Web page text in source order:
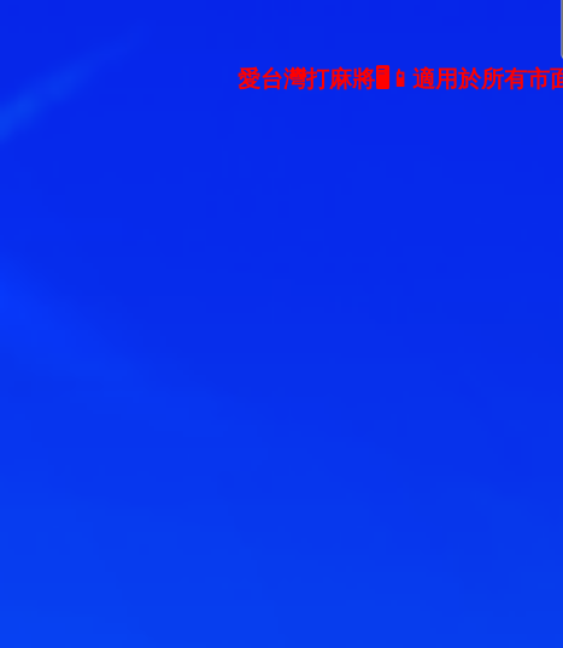
愛台灣打麻將🖥️📱適用於所有